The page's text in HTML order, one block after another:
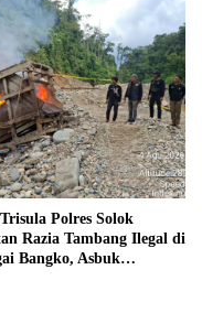
Polres Solok
Razia Tambang Ilegal di
Bangko, Asbuk